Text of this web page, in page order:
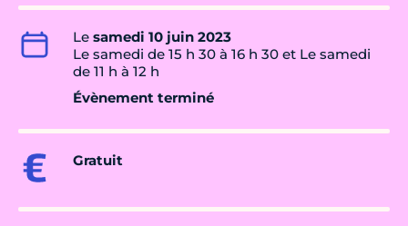
Le samedi 10 juin 2023
Le samedi de 15 h 30 à 16 h 30 et Le samedi
de 11 h à 12 h
Évènement terminé
Gratuit